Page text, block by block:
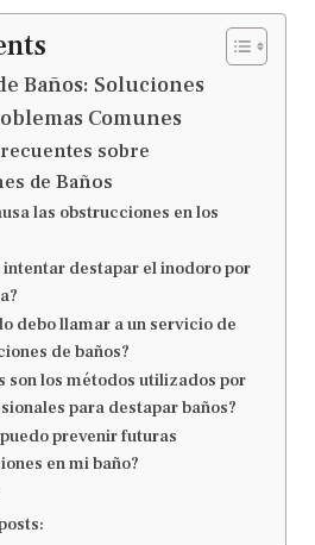
Baños: Soluciones
Comunes
sobre
de Baños
las obstrucciones en los
intentar destapar el inodoro por
debo llamar a un servicio de
de baños?
son los métodos utilizados por
para destapar baños?
prevenir futuras
en mi baño?